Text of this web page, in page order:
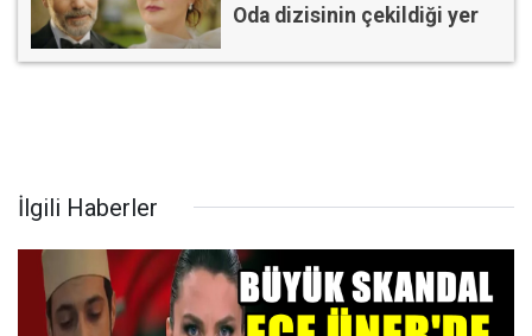
Oda dizisinin çekildiği yer
İlgili Haberler